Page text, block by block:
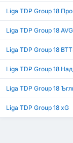
Liga TDP Group 18
Liga TDP Group 18
Liga TDP Group 18
Liga TDP Group 18 Над
Liga TDP Group 18
Liga TDP Group 18 xG